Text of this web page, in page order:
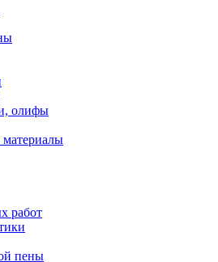
олифы
работ
пены